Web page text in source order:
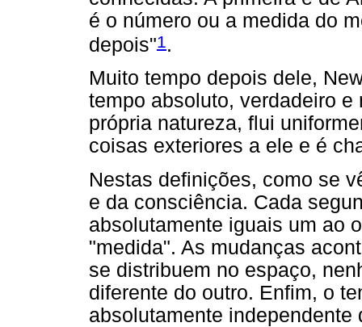
é o número ou a medida do
depois"1.
Muito tempo depois dele,
tempo absoluto, verdadeiro
própria natureza, flui
coisas exteriores a ele e é
Nestas definições, como se
e da consciência. Cada
absolutamente iguais um ao
"medida". As mudanças
se distribuem no espaço,
diferente do outro. Enfim, o
absolutamente independente